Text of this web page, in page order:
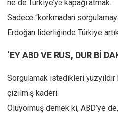
Asya
Afrika
İslam Dünyası
Amerika
Düşünce
ne de Türkiye’ye kapağı atmak.
Sadece “korkmadan
Erdoğan liderliğinde Türkiye
‘EY ABD VE RUS, DUR Bİ
Sorgulamak istedikleri
çizilmiş kaderi.
Oluyormuş demek ki, ABD’ye